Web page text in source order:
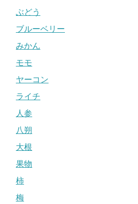
ぶどう
ブルーベリー
みかん
モモ
ヤーコン
ライチ
人参
八朔
大根
果物
柿
梅